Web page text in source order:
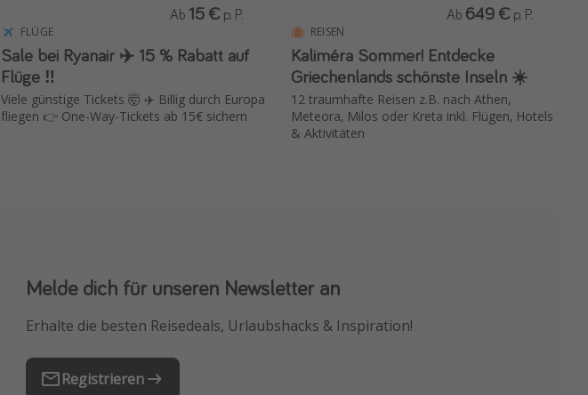
FLÜGE
Sale bei Ryanair ✈️ 15 % Rabatt auf
Flüge ‼️
Viele günstige Tickets 🤯 ✈️ Billig durch Europa
fliegen 👉 One-Way-Tickets ab 15€ sichern
Ab 15 € p. P.
REISEN
Kaliméra Sommer! Entdecke
Griechenlands schönste Inseln ☀️
12 traumhafte Reisen z.B. nach Athen,
Meteora, Milos oder Kreta inkl. Flügen, Hotels
& Aktivitäten
Ab 649 € p. P.
Melde dich für unseren Newsletter an
Erhalte die besten Reisedeals, Urlaubshacks & Inspiration!
Registrieren
Downloade unsere App
Buche die besten Reiseschnäppchen als Erstes.